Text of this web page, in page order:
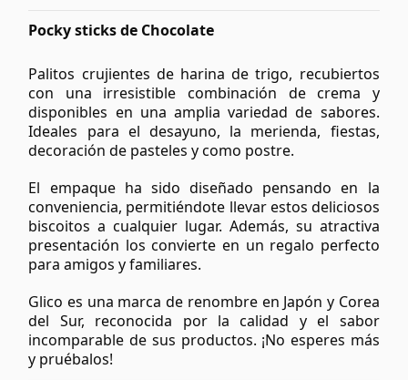
Pocky sticks de Chocolate
Palitos crujientes de harina de trigo, recubiertos
con una irresistible combinación de crema y
disponibles en una amplia variedad de sabores.
Ideales para el desayuno, la merienda, fiestas,
decoración de pasteles y como postre.
El empaque ha sido diseñado pensando en la
conveniencia, permitiéndote llevar estos deliciosos
biscoitos a cualquier lugar. Además, su atractiva
presentación los convierte en un regalo perfecto
para amigos y familiares.
Glico es una marca de renombre en Japón y Corea
del Sur, reconocida por la calidad y el sabor
incomparable de sus productos. ¡No esperes más
y pruébalos!